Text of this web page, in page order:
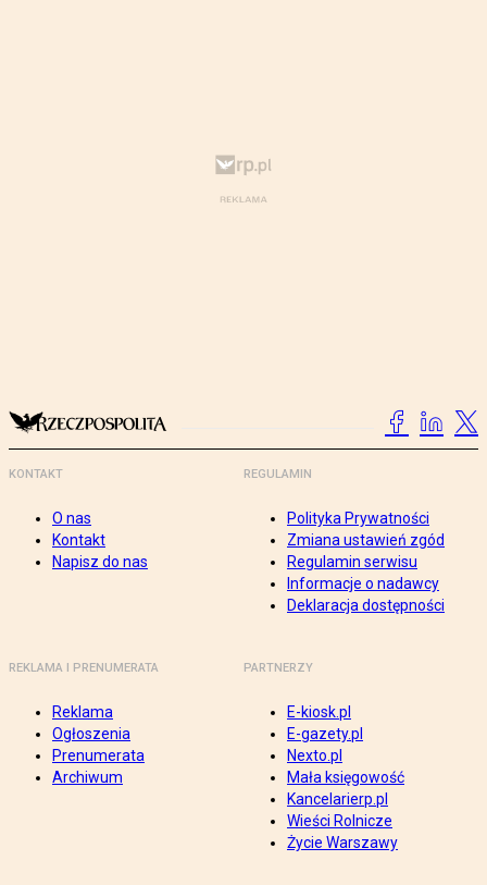
KONTAKT
O nas
Kontakt
Napisz do nas
REGULAMIN
Polityka Prywatności
Zmiana ustawień zgód
Regulamin serwisu
Informacje o nadawcy
Deklaracja dostępności
REKLAMA I PRENUMERATA
Reklama
Ogłoszenia
Prenumerata
Archiwum
PARTNERZY
E-kiosk.pl
E-gazety.pl
Nexto.pl
Mała księgowość
Kancelarierp.pl
Wieści Rolnicze
Życie Warszawy